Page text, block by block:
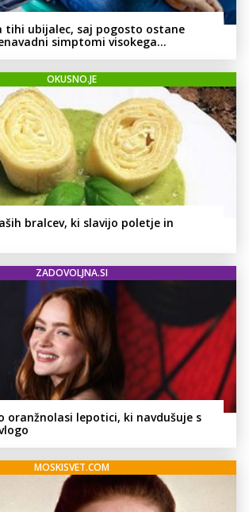
tihi ubijalec, saj pogosto ostane
simptomi visokega
OKUSNO.JE
bralcev, ki slavijo poletje in
ZADOVOLJNA.SI
oranžnolasi lepotici, ki navdušuje s
MOSKISVET.COM